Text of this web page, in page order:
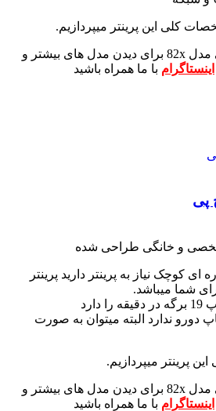
کلی این پرینتر میپردازیم.
برای دیدن مدل های بیشتر و
اینستاگرام با ما همراه باشید
و خانگی طراحی شده
ای کوچک نیاز به پرینتر دارید پرینتر
دورو ندارد البته میتوان به صورت
پرینتر میپردازیم.
برای دیدن مدل های بیشتر و
اینستاگرام با ما همراه باشید